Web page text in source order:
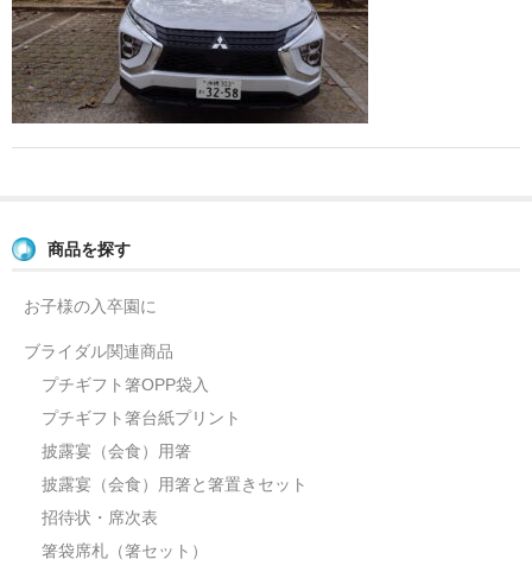
マイ箸・箸袋
ご利用ガイド
よくあるご質問
商品を探す
お子様の入卒園に
ブライダル関連商品
プチギフト箸OPP袋入
プチギフト箸台紙プリント
披露宴（会食）用箸
披露宴（会食）用箸と箸置きセット
招待状・席次表
箸袋席札（箸セット）